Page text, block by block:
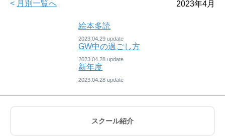
< 月別一覧へ 2023年4月
絵本多読
2023.04.29
GW中の過ごし方
2023.04.28
新年度
2023.04.28
スクール紹介